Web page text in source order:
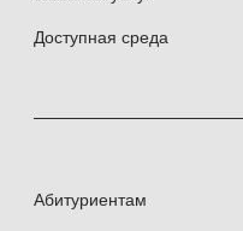
Доступная среда
Абитуриентам